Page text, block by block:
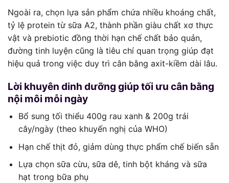
Ngoài ra, chọn lựa sản phẩm chứa nhiều khoáng chất,
tỷ lệ protein từ sữa A2, thành phần giàu chất xơ thực
vật và prebiotic đồng thời hạn chế chất bảo quản,
đường tinh luyện cũng là tiêu chí quan trọng giúp đạt
hiệu quả trong việc duy trì cân bằng axit-kiềm dài lâu.
Lời khuyên dinh dưỡng giúp tối ưu cân bằng
nội môi mỗi ngày
Bổ sung tối thiểu 400g rau xanh & 200g trái
cây/ngày (theo khuyến nghị của WHO)
Hạn chế thịt đỏ, giảm dùng thực phẩm chế biến sẵn
Lựa chọn sữa cừu, sữa dê, tinh bột kháng và sữa
hạt trong bữa phụ